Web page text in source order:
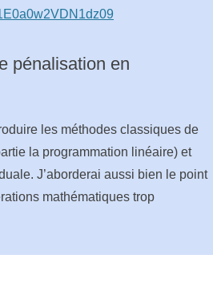
pénalisation en
les méthodes classiques de
la programmation linéaire) et
J’aborderai aussi bien le point
mathématiques trop